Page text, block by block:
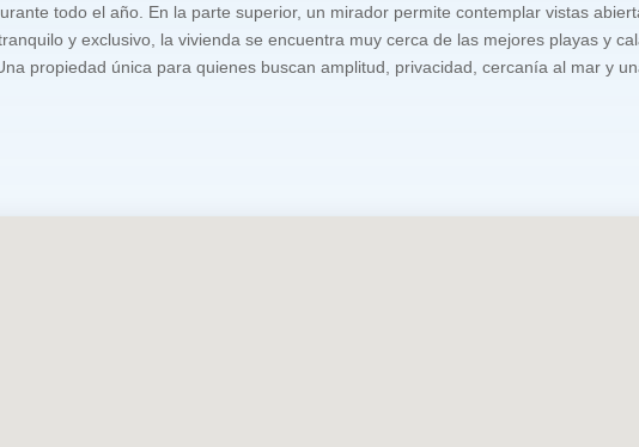
todo el año. En la parte superior, un mirador permite contemplar vistas
y exclusivo, la vivienda se encuentra muy cerca de las mejores playas y
propiedad única para quienes buscan amplitud, privacidad, cercanía al mar y